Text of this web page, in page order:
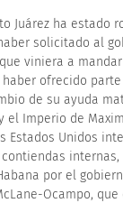
Juárez ha estado
solicitado al
viniera a
haber ofrecido
de su ayuda
el Imperio de
Estados Unidos
por el
Ocampo,